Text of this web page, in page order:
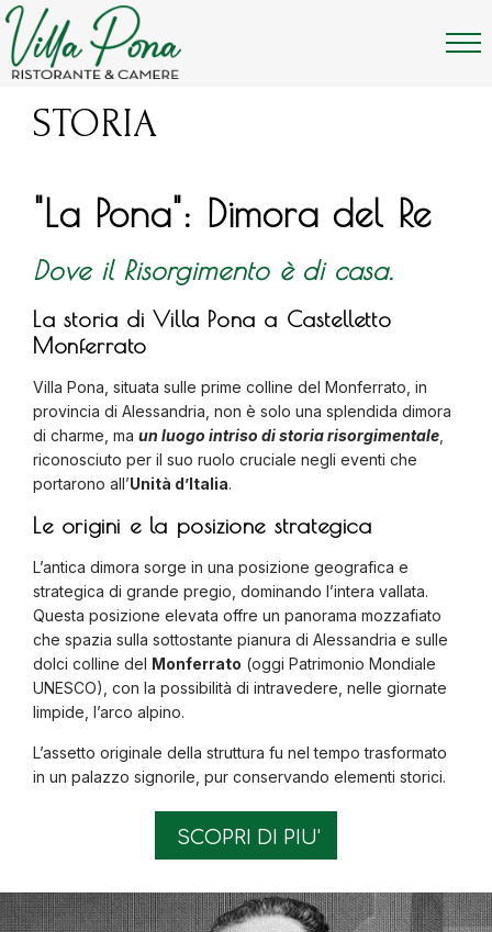
STORIA
"La Pona": Dimora del Re
Dove il Risorgimento è di casa.
La storia di Villa Pona a Castelletto
Monferrato
Villa Pona, situata sulle prime colline del Monferrato, in
provincia di Alessandria, non è solo una splendida dimora
di charme, ma un luogo intriso di storia risorgimentale
riconosciuto per il suo ruolo cruciale negli eventi che
portarono all’Unità d’Italia.
Le origini e la posizione strategica
L’antica dimora sorge in una posizione geografica e
strategica di grande pregio, dominando l’intera vallata.
Questa posizione elevata offre un panorama mozzafiato
che spazia sulla sottostante pianura di Alessandria e sulle
dolci colline del Monferrato (oggi Patrimonio Mondiale
UNESCO), con la possibilità di intravedere, nelle giornate
limpide, l’arco alpino.
L’assetto originale della struttura fu nel tempo trasformato
in un palazzo signorile, pur conservando elementi storici.
SCOPRI DI PIU'